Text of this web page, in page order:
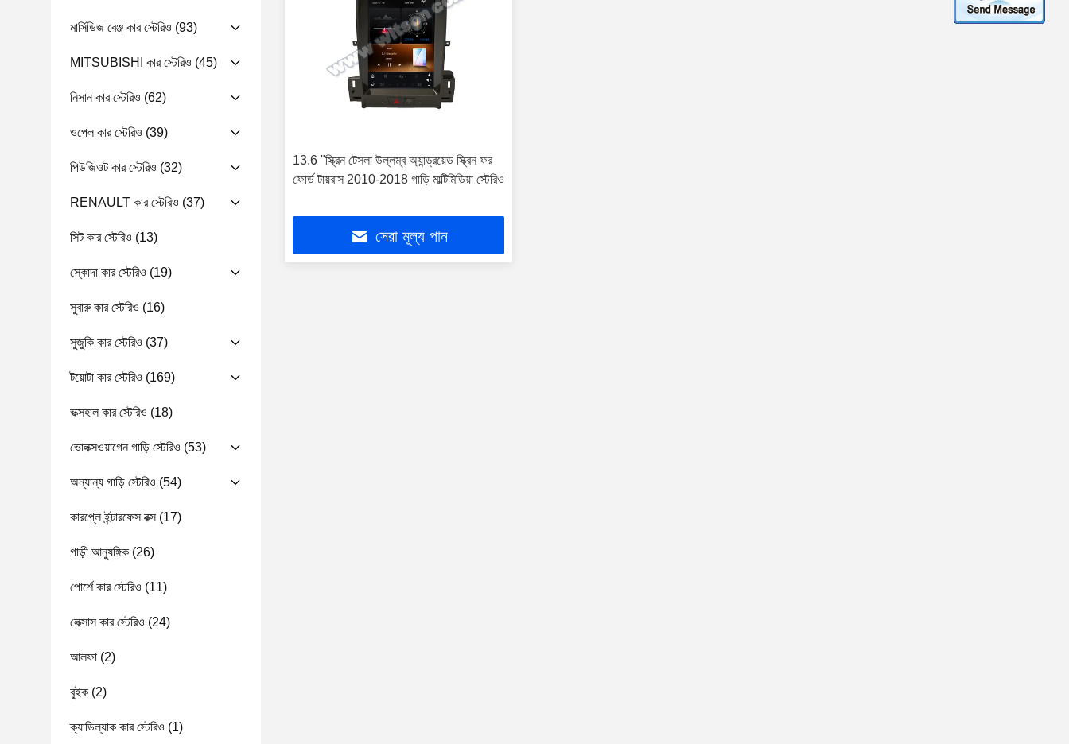
মার্সিডিজ বেঞ্জ কার স্টেরিও (93)
MITSUBISHI কার স্টেরিও (45)
নিসান কার স্টেরিও (62)
ওপেল কার স্টেরিও (39)
পিউজিওট কার স্টেরিও (32)
RENAULT কার স্টেরিও (37)
সিট কার স্টেরিও (13)
স্কোদা কার স্টেরিও (19)
সুবারু কার স্টেরিও (16)
সুজুকি কার স্টেরিও (37)
টয়োটা কার স্টেরিও (169)
ভক্সহাল কার স্টেরিও (18)
ভোলক্সওয়াগেন গাড়ি স্টেরিও (53)
অন্যান্য গাড়ি স্টেরিও (54)
কারপ্লে ইন্টারফেস বক্স(17)
গাড়ী আনুষঙ্গিক (26)
পোর্শে কার স্টেরিও (11)
লেক্সাস কার স্টেরিও (24)
আলফা (2)
বুইক (2)
ক্যাডিল্যাক কার স্টেরিও (1)
13.6 "স্ক্রিন টেসলা উল্লম্ব অ্যান্ড্রয়েড স্ক্রিন ফর
ফোর্ড টায়রাস 2010-2018 গাড়ি মাল্টিমিডিয়া স্টেরিও
সেরা মূল্য পান